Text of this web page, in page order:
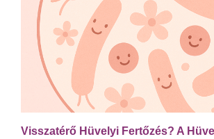
Visszatérő Hüvelyi Fertőzés? A